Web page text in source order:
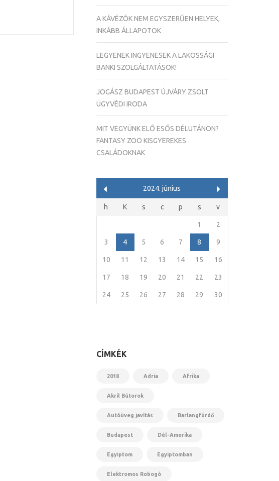
A KÁVÉZÓK NEM EGYSZERŰEN HELYEK,
INKÁBB ÁLLAPOTOK
LEGYENEK INGYENESEK A LAKOSSÁGI
BANKI SZOLGÁLTATÁSOK!
JOGÁSZ BUDAPEST ÚJVÁRY ZSOLT
ÜGYVÉDI IRODA
MIT VEGYÜNK ELŐ ESŐS DÉLUTÁNON?
FANTASY ZOO KISGYEREKES
CSALÁDOKNAK
2024. június
h K s c p s v
1 2
3 4 5 6 7 8 9
10 11 12 13 14 15 16
17 18 19 20 21 22 23
24 25 26 27 28 29 30
CÍMKÉK
2018 Adria Afrika
Akril Bútorok
Autóüveg javítás Barlangfürdő
Budapest Dél-Amerika
Egyiptom Egyiptomban
Elektromos Robogó